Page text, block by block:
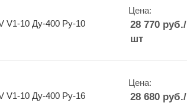
Задвижка MIV V1-10 Ду-400 Ру-10
Цена:
28 770руб./
шт
Задвижка MIV V1-10 Ду-400 Ру-16
Цена:
28 680руб./